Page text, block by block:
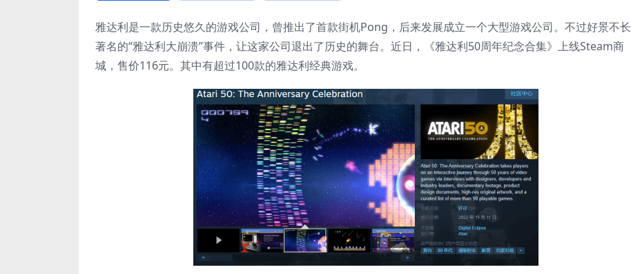
雅达利是一款历史悠久的游戏公司，曾推出了首款街机Pong，后来发展成立一个大型游戏公司。不过好景不长
著名的“雅达利大崩溃”事件，让这家公司退出了历史的舞台。近日，《雅达利50周年纪念合集》上线Steam商
城，售价116元。其中有超过100款的雅达利经典游戏。